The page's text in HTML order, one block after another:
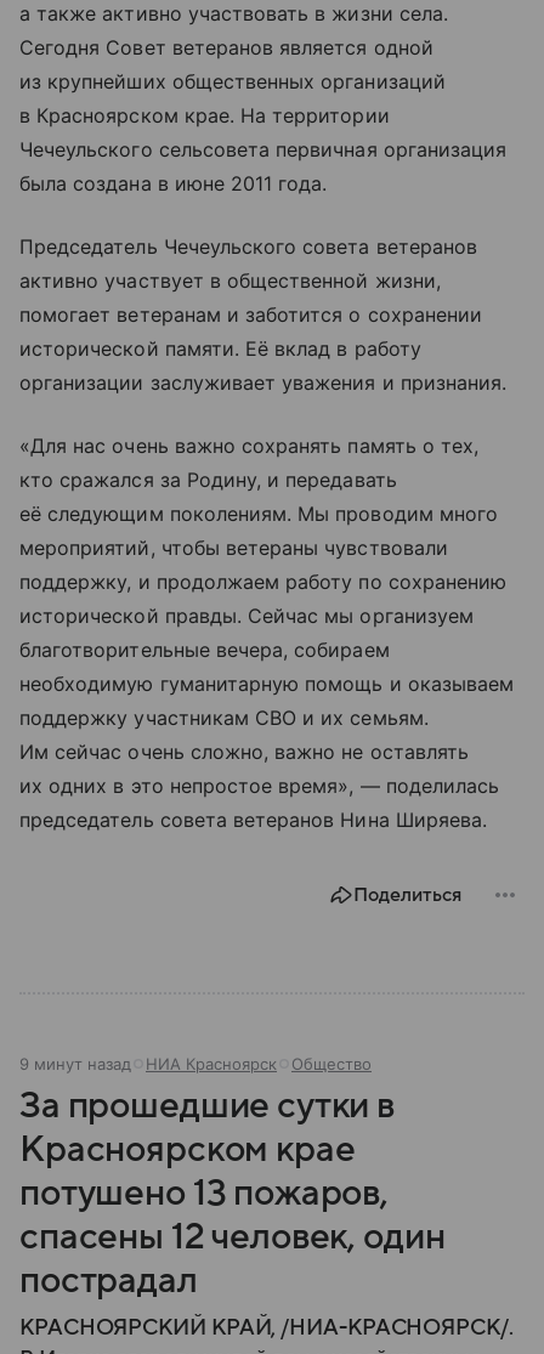
а также активно участвовать в жизни села.
Сегодня Совет ветеранов является одной
из крупнейших общественных организаций
в Красноярском крае. На территории
Чечеульского сельсовета первичная организация
была создана в июне 2011 года.
Председатель Чечеульского совета ветеранов
активно участвует в общественной жизни,
помогает ветеранам и заботится о сохранении
исторической памяти. Её вклад в работу
организации заслуживает уважения и признания.
«Для нас очень важно сохранять память о тех,
кто сражался за Родину, и передавать
её следующим поколениям. Мы проводим много
мероприятий, чтобы ветераны чувствовали
поддержку, и продолжаем работу по сохранению
исторической правды. Сейчас мы организуем
благотворительные вечера, собираем
необходимую гуманитарную помощь и оказываем
поддержку участникам СВО и их семьям.
Им сейчас очень сложно, важно не оставлять
их одних в это непростое время», — поделилась
председатель совета ветеранов Нина Ширяева.
Поделиться
9 минут назад НИА Красноярск Общество
За прошедшие сутки в
Красноярском крае
потушено 13 пожаров,
спасены 12 человек, один
пострадал
КРАСНОЯРСКИЙ КРАЙ, /НИА-КРАСНОЯРСК/.